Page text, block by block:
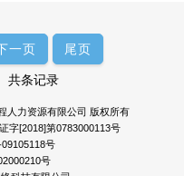
一页 尾页
条记录
人力资源有限公司 版权所有
字[2018]第0783000113号
号
号